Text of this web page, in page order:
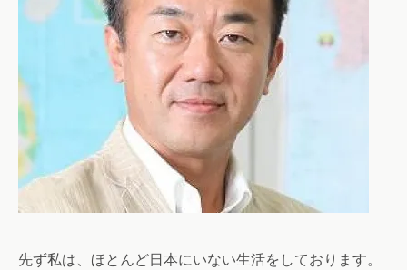
先ず私は、ほとんど日本にいない生活をしております。